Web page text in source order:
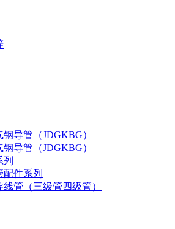
导管（JDGKBG）
导管（JDGKBG）
列
件系列
管（三级管四级管）